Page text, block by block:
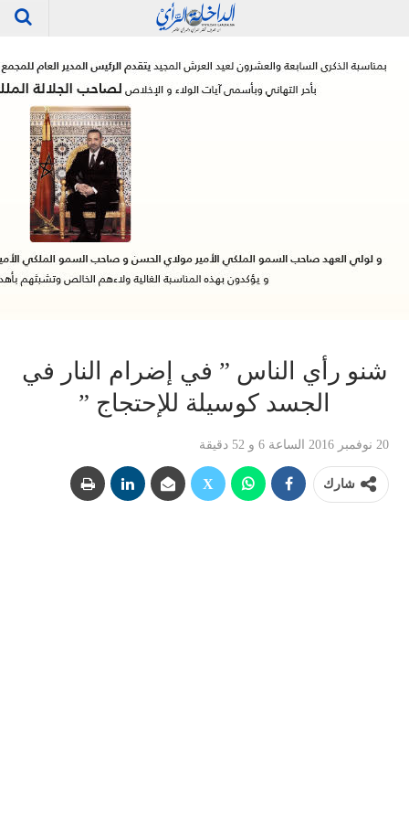
شنو رأي الناس ” في إضرام النار في
الجسد كوسيلة للإحتجاج ”
20 نوفمبر 2016 الساعة 6 و 52 دقيقة
شارك